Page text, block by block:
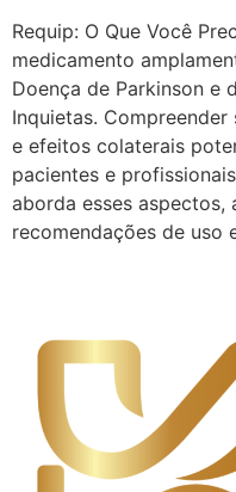
Requip: O Que Você
medicamento
Doença de Parkinson e
Inquietas.
e efeitos colaterais
pacientes e
aborda esses aspectos,
recomendações de uso